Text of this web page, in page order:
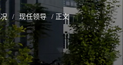
/ 现任领导 / 正文